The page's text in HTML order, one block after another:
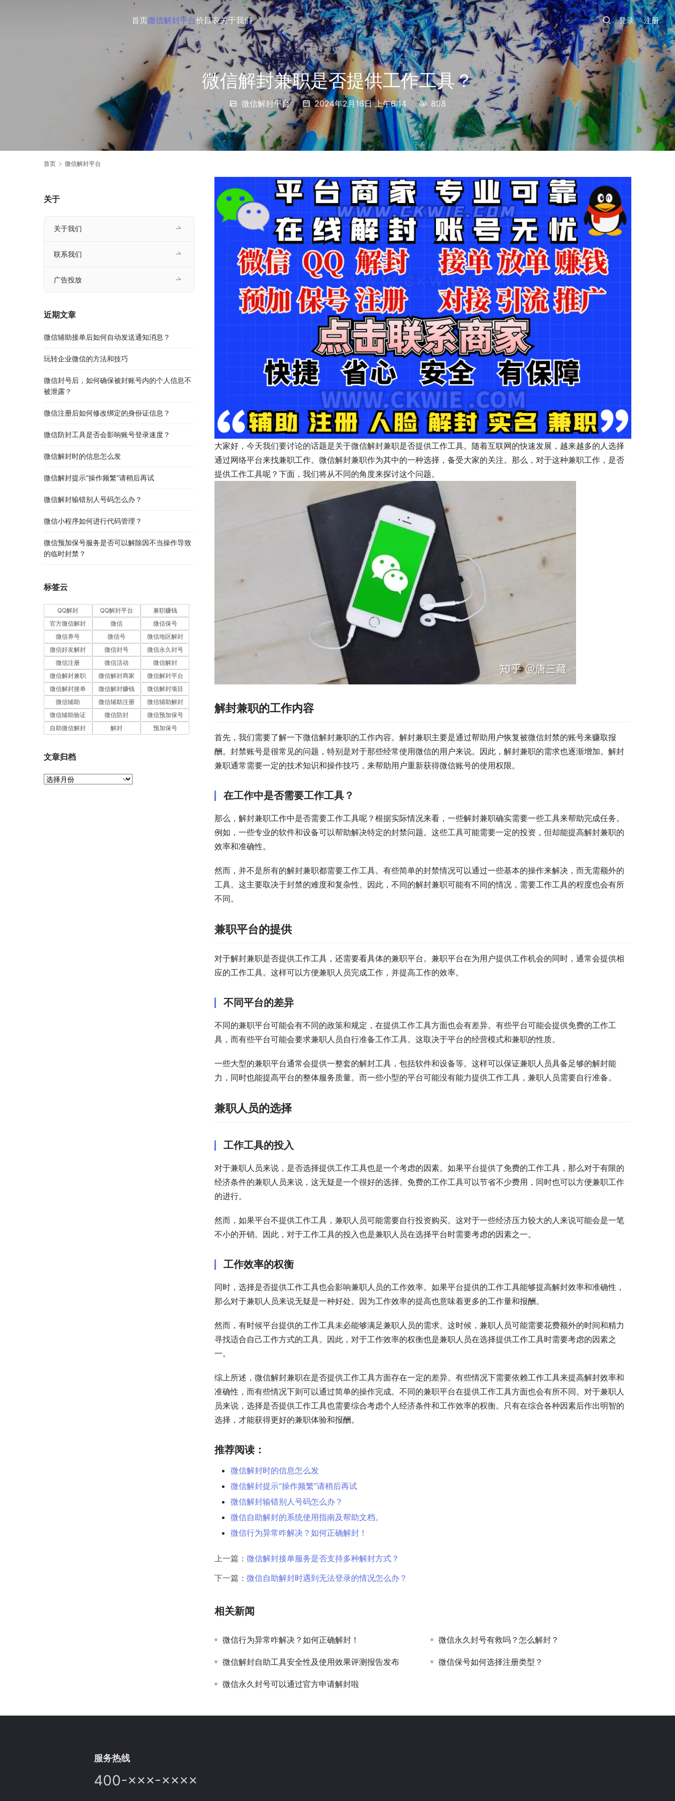
首页微信解封平台价目表关于我们 登录 注册
微信解封兼职是否提供工作工具？
微信解封平台 2024年2月16日 上午6:14 898
首页 微信解封平台
大家好，今天我们要讨论的话题是关于微信解封兼职是否提供工作工具。随着互联网的快速发展，越来越多的人选择
通过网络平台来找兼职工作。微信解封兼职作为其中的一种选择，备受大家的关注。那么，对于这种兼职工作，是否
提供工作工具呢？下面，我们将从不同的角度来探讨这个问题。
解封兼职的工作内容
首先，我们需要了解一下微信解封兼职的工作内容。解封兼职主要是通过帮助用户恢复被微信封禁的账号来赚取报
酬。封禁账号是很常见的问题，特别是对于那些经常使用微信的用户来说。因此，解封兼职的需求也逐渐增加。解封
兼职通常需要一定的技术知识和操作技巧，来帮助用户重新获得微信账号的使用权限。
在工作中是否需要工作工具？
那么，解封兼职工作中是否需要工作工具呢？根据实际情况来看，一些解封兼职确实需要一些工具来帮助完成任务。
例如，一些专业的软件和设备可以帮助解决特定的封禁问题。这些工具可能需要一定的投资，但却能提高解封兼职的
效率和准确性。
然而，并不是所有的解封兼职都需要工作工具。有些简单的封禁情况可以通过一些基本的操作来解决，而无需额外的
工具。这主要取决于封禁的难度和复杂性。因此，不同的解封兼职可能有不同的情况，需要工作工具的程度也会有所
不同。
兼职平台的提供
对于解封兼职是否提供工作工具，还需要看具体的兼职平台。兼职平台在为用户提供工作机会的同时，通常会提供相
应的工作工具。这样可以方便兼职人员完成工作，并提高工作的效率。
不同平台的差异
不同的兼职平台可能会有不同的政策和规定，在提供工作工具方面也会有差异。有些平台可能会提供免费的工作工
具，而有些平台可能会要求兼职人员自行准备工作工具。这取决于平台的经营模式和兼职的性质。
一些大型的兼职平台通常会提供一整套的解封工具，包括软件和设备等。这样可以保证兼职人员具备足够的解封能
力，同时也能提高平台的整体服务质量。而一些小型的平台可能没有能力提供工作工具，兼职人员需要自行准备。
兼职人员的选择
工作工具的投入
对于兼职人员来说，是否选择提供工作工具也是一个考虑的因素。如果平台提供了免费的工作工具，那么对于有限的
经济条件的兼职人员来说，这无疑是一个很好的选择。免费的工作工具可以节省不少费用，同时也可以方便兼职工作
的进行。
然而，如果平台不提供工作工具，兼职人员可能需要自行投资购买。这对于一些经济压力较大的人来说可能会是一笔
不小的开销。因此，对于工作工具的投入也是兼职人员在选择平台时需要考虑的因素之一。
工作效率的权衡
同时，选择是否提供工作工具也会影响兼职人员的工作效率。如果平台提供的工作工具能够提高解封效率和准确性，
那么对于兼职人员来说无疑是一种好处。因为工作效率的提高也意味着更多的工作量和报酬。
然而，有时候平台提供的工作工具未必能够满足兼职人员的需求。这时候，兼职人员可能需要花费额外的时间和精力
寻找适合自己工作方式的工具。因此，对于工作效率的权衡也是兼职人员在选择提供工作工具时需要考虑的因素之
一。
综上所述，微信解封兼职在是否提供工作工具方面存在一定的差异。有些情况下需要依赖工作工具来提高解封效率和
准确性，而有些情况下则可以通过简单的操作完成。不同的兼职平台在提供工作工具方面也会有所不同。对于兼职人
员来说，选择是否提供工作工具也需要综合考虑个人经济条件和工作效率的权衡。只有在综合各种因素后作出明智的
选择，才能获得更好的兼职体验和报酬。
推荐阅读：
微信解封时的信息怎么发
微信解封提示“操作频繁”请稍后再试
微信解封输错别人号码怎么办？
微信自助解封的系统使用指南及帮助文档。
微信行为异常咋解决？如何正确解封！
上一篇： 微信解封接单服务是否支持多种解封方式？
下一篇： 微信自助解封时遇到无法登录的情况怎么办？
相关新闻
微信行为异常咋解决？如何正确解封！ 微信永久封号有救吗？怎么解封？
微信解封自助工具安全性及使用效果评测报告发布 微信保号如何选择注册类型？
微信永久封号可以通过官方申请解封啦
关于
关于我们
联系我们
广告投放
近期文章
微信辅助接单后如何自动发送通知消息？
玩转企业微信的方法和技巧
微信封号后，如何确保被封账号内的个人信息不
被泄露？
微信注册后如何修改绑定的身份证信息？
微信防封工具是否会影响账号登录速度？
微信解封时的信息怎么发
微信解封提示“操作频繁”请稍后再试
微信解封输错别人号码怎么办？
微信小程序如何进行代码管理？
微信预加保号服务是否可以解除因不当操作导致
的临时封禁？
标签云
QQ解封 QQ解封平台
兼职赚钱
官方微信解封
微信
微信保号
微信养号
微信号
微信地区解封
微信好友解封
微信封号
微信永久封号
微信注册
微信活动
微信解封
微信解封兼职
微信解封商家
微信解封平台
微信解封接单
微信解封赚钱
微信解封项目
微信辅助
微信辅助注册
微信辅助解封
微信辅助验证
微信防封
微信预加保号
自助微信解封
解封 预加保号
文章归档
文
服务热线
400-×××-××××